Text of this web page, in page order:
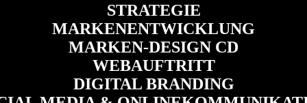
STRATEGIE
MARKENENTWICKLUNG
MARKEN-DESIGN CD
WEBAUFTRITT
DIGITAL BRANDING